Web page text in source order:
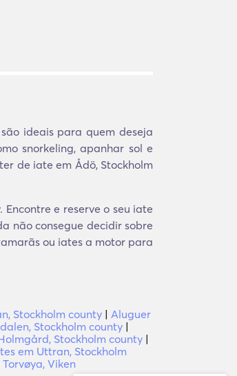
ideais para quem deseja
snorkeling, apanhar sol e
de iate em Ådö, Stockholm
e reserve o seu iate
não consegue decidir sobre
ou iates a motor para
Stockholm county | Aluguer
Stockholm county |
Stockholm county |
em Uttran, Stockholm
Viken